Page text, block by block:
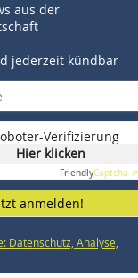
aus der
jederzeit kündbar
Verifizierung
Hier klicken
FriendlyCaptcha ⇗
anmelden!
Datenschutz, Analyse,